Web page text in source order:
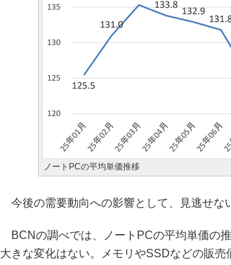
ノートPCの平均単価推移
今後の需要動向への影響として、見逃せな
BCNの調べでは、ノートPCの平均単価の
大きな変化はない。メモリやSSDなどの販売